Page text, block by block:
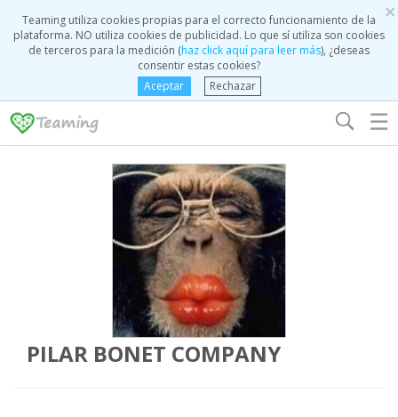
×
Teaming utiliza cookies propias para el correcto funcionamiento de la
plataforma. NO utiliza cookies de publicidad. Lo que sí utiliza son cookies
de terceros para la medición (haz click aquí para leer más), ¿deseas
consentir estas cookies?
Aceptar
Rechazar
☰
PILAR BONET COMPANY